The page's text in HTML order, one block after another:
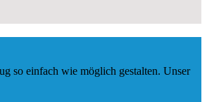
so einfach wie möglich gestalten. Unser